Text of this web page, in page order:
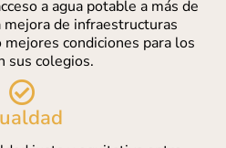
a agua potable a más de
de infraestructuras
condiciones para los
sus colegios.